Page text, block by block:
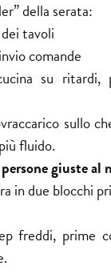
della serata:
tavoli
comande
su ritardi,
sullo
fluido.
giuste al
in due blocchi
freddi, prime